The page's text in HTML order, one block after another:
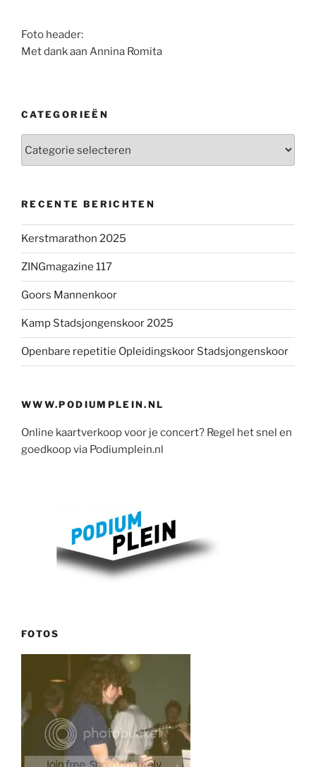
Foto header:
Met dank aan Annina Romita
CATEGORIEËN
RECENTE BERICHTEN
Kerstmarathon 2025
ZINGmagazine 117
Goors Mannenkoor
Kamp Stadsjongenskoor 2025
Openbare repetitie Opleidingskoor Stadsjongenskoor
WWW.PODIUMPLEIN.NL
Online kaartverkoop voor je concert? Regel het snel en
goedkoop via Podiumplein.nl
FOTOS